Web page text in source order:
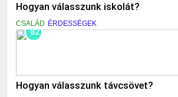
Hogyan válasszunk iskolát?
CSALÁD ÉRDESSÉGEK
82
Hogyan válasszunk távcsövet?